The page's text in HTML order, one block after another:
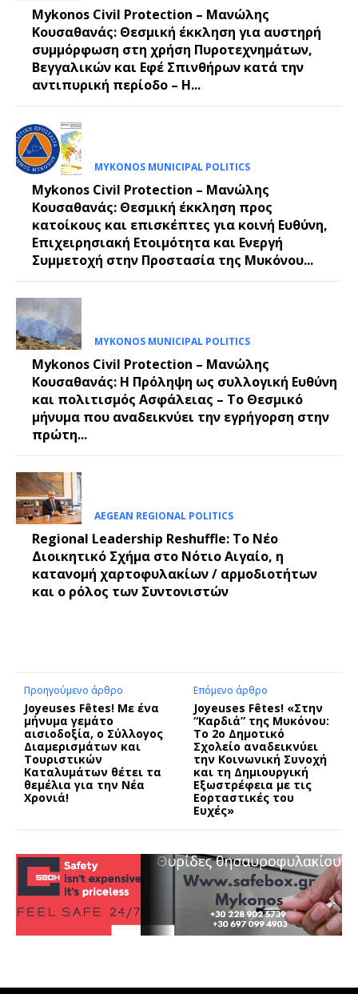
Mykonos Civil Protection – Μανώλης
Κουσαθανάς: Θεσμική έκκληση για αυστηρή
συμμόρφωση στη χρήση Πυροτεχνημάτων,
Βεγγαλικών και Εφέ Σπινθήρων κατά την
αντιπυρική περίοδο – Η...
MYKONOS MUNICIPAL POLITICS
Mykonos Civil Protection – Μανώλης
Κουσαθανάς: Θεσμική έκκληση προς
κατοίκους και επισκέπτες για κοινή Ευθύνη,
Επιχειρησιακή Ετοιμότητα και Ενεργή
Συμμετοχή στην Προστασία της Μυκόνου...
MYKONOS MUNICIPAL POLITICS
Mykonos Civil Protection – Μανώλης
Κουσαθανάς: Η Πρόληψη ως συλλογική Ευθύνη
και πολιτισμός Ασφάλειας – Το Θεσμικό
μήνυμα που αναδεικνύει την εγρήγορση στην
πρώτη...
AEGEAN REGIONAL POLITICS
Regional Leadership Reshuffle: Το Νέο
Διοικητικό Σχήμα στο Νότιο Αιγαίο, η
κατανομή χαρτοφυλακίων / αρμοδιοτήτων
και ο ρόλος των Συντονιστών
Προηγούμενο άρθρο
Joyeuses Fêtes! Με ένα
μήνυμα γεμάτο
αισιοδοξία, ο Σύλλογος
Διαμερισμάτων και
Τουριστικών
Καταλυμάτων θέτει τα
θεμέλια για την Νέα
Χρονιά!
Επόμενο άρθρο
Joyeuses Fêtes! «Στην
“Καρδιά” της Μυκόνου:
Το 2ο Δημοτικό
Σχολείο αναδεικνύει
την Κοινωνική Συνοχή
και τη Δημιουργική
Εξωστρέφεια με τις
Εορταστικές του
Ευχές»